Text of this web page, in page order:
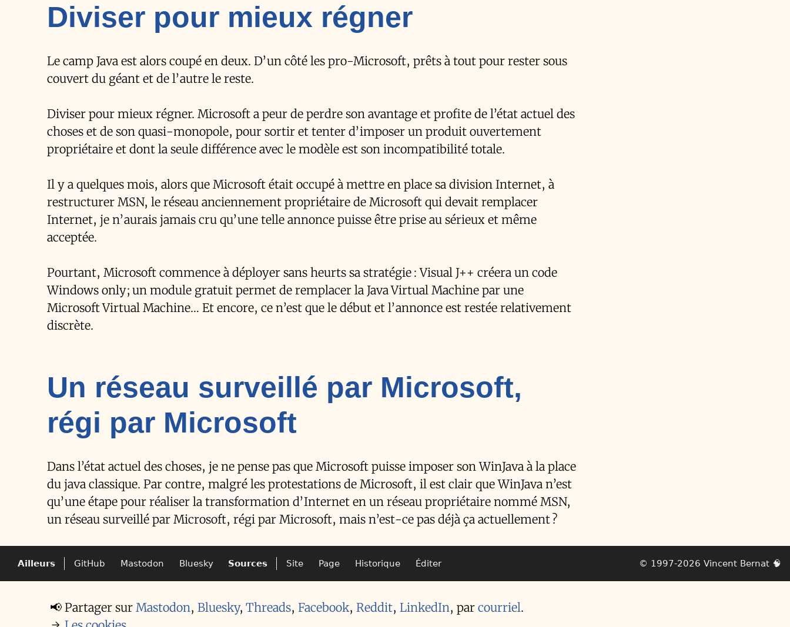
Diviser pour mieux régner
Le camp Java est alors coupé en deux. D’un côté les pro-Microsoft, prêts à tout pour rester sous
couvert du géant et de l’autre le reste.
Diviser pour mieux régner. Microsoft a peur de perdre son avantage et profite de l’état actuel des
choses et de son quasi-monopole, pour sortir et tenter d’imposer un produit ouvertement
propriétaire et dont la seule différence avec le modèle est son incompatibilité totale.
Il y a quelques mois, alors que Microsoft était occupé à mettre en place sa division Internet, à
restructurer MSN, le réseau anciennement propriétaire de Microsoft qui devait remplacer
Internet, je n’aurais jamais cru qu’une telle annonce puisse être prise au sérieux et même
acceptée.
Pourtant, Microsoft commence à déployer sans heurts sa stratégie : Visual J++ créera un code
Windows only; un module gratuit permet de remplacer la Java Virtual Machine par une
Microsoft Virtual Machine… Et encore, ce n’est que le début et l’annonce est restée relativement
discrète.
Un réseau surveillé par Microsoft,
régi par Microsoft
Dans l’état actuel des choses, je ne pense pas que Microsoft puisse imposer son WinJava à la place
du java classique. Par contre, malgré les protestations de Microsoft, il est clair que WinJava n’est
qu’une étape pour réaliser la transformation d’Internet en un réseau propriétaire nommé MSN,
un réseau surveillé par Microsoft, régi par Microsoft, mais n’est-ce pas déjà ça actuellement ?
Ailleurs GitHub Mastodon Bluesky Sources Site Page Historique Éditer © 1997-2026 Vincent Bernat 🧠
📢 Partager sur Mastodon, Bluesky, Threads, Facebook, Reddit, LinkedIn, par courriel.